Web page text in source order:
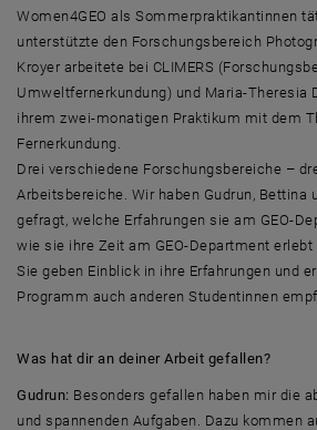
Women4GEO als Sommerpraktikantinnen
unterstützte den Forschungsbereich
Kroyer arbeitete bei CLIMERS
Umweltfernerkundung) und Maria-Theresia
ihrem zwei-monatigen Praktikum mit dem
Fernerkundung.
Drei verschiedene Forschungsbereiche –
Arbeitsbereiche. Wir haben Gudrun, Bettina
gefragt, welche Erfahrungen sie am GEO-
wie sie ihre Zeit am GEO-Department erlebt
Sie geben Einblick in ihre Erfahrungen und
Programm auch anderen Studentinnen
Was hat dir an deiner Arbeit gefallen?
Gudrun: Besonders gefallen haben mir die
und spannenden Aufgaben. Dazu kommen